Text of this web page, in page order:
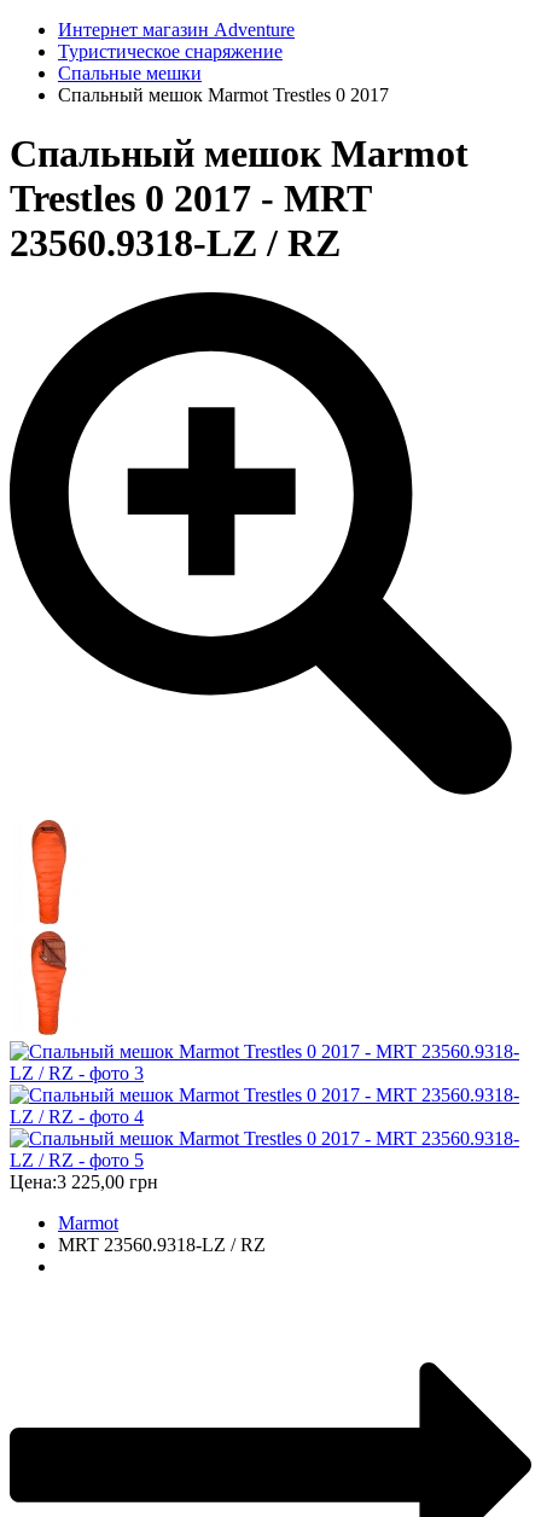
Интернет магазин Adventure
Туристическое снаряжение
Спальные мешки
Спальный мешок Marmot Trestles 0 2017
Спальный мешок Marmot
Trestles 0 2017 - MRT
23560.9318-LZ / RZ
Цена:3 225,00 грн
Marmot
MRT 23560.9318-LZ / RZ